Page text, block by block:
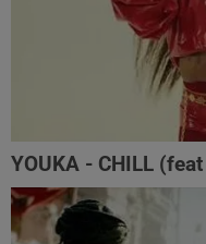
YOUKA - CHILL